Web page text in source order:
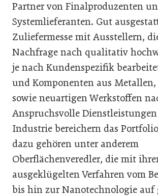
Partner von Finalproduzenten
Systemlieferanten. Gut
Zuliefermesse mit Ausstellern,
Nachfrage nach qualitativ
je nach Kundenspezifik
und Komponenten aus
sowie neuartigen Werkstoffen
Anspruchsvolle
Industrie bereichern das
dazu gehören unter anderem
Oberflächenveredler, die mit
ausgeklügelten Verfahren vom
bis hin zur Nanotechnologie auf